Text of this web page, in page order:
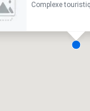
Complexe